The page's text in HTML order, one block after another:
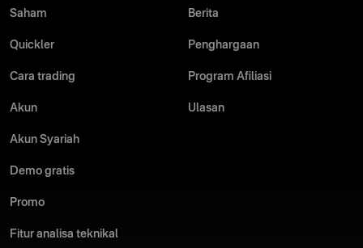
Saham
Quickler
Cara trading
Akun
Akun Syariah
Demo gratis
Promo
Fitur analisa teknikal
Berita
Penghargaan
Program Afiliasi
Ulasan